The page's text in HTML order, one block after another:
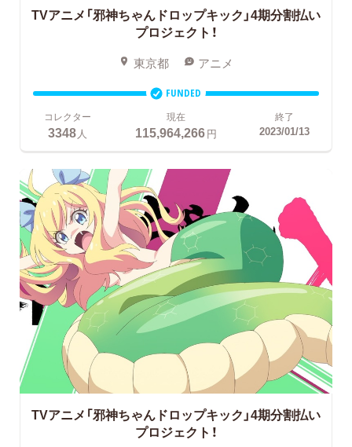
TVアニメ「邪神ちゃんドロップキック」4期分割払い
プロジェクト！
東京都 アニメ
FUNDED
コレクター
3348 人
現在
115,964,266円
終了
2023/01/13
TVアニメ「邪神ちゃんドロップキック」4期分割払い
プロジェクト！